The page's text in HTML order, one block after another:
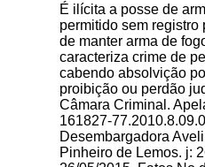
É ilícita a posse de
permitido sem registro
de manter arma de
caracteriza crime de
cabendo absolvição
proibição ou perdão
Câmara Criminal.
161827-
Desembargadora
Pinheiro de Lemos. j: